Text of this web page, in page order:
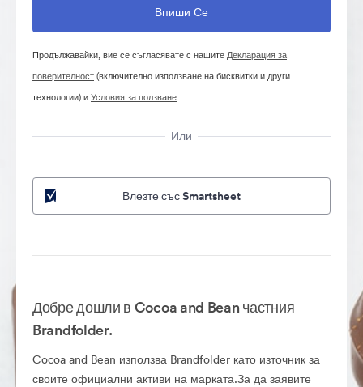
Продължавайки, вие се съгласявате с нашитеДекларация за
поверителност(включително използване на бисквитки и други
технологии) иУсловия за ползване
Или
Влезте със Smartsheet
Добре дошли в Cocoa and Bean частния
Brandfolder.
Cocoa and Bean използва Brandfolder като източник за
своите официални активи на марката.За да заявите